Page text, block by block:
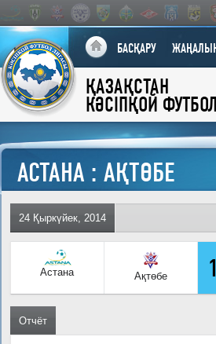
БАСҚАРУ
ҚАЗАҚСТАН
КӘСІПҚОЙ
АСТАНА : АҚТӨБЕ
24 Қыркүйек, 2014
Астана Ақтөбе
Отчёт